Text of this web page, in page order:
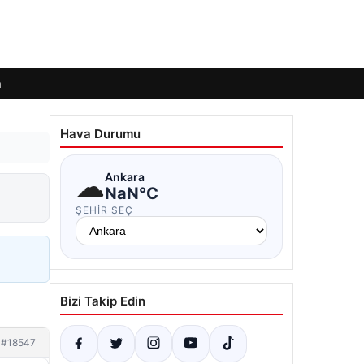
#18547
Hava Durumu
☁Ankara
NaN°C
ŞEHIR SEÇ
Bizi Takip Edin